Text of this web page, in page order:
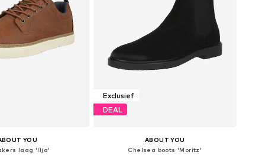
YOU
laag 'Ilja'
Exclusief
DEAL
ABOUT YOU
Chelsea boots 'Moritz'